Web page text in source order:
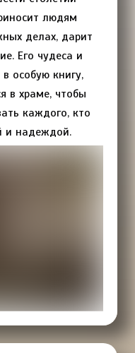
людям
делах, дарит
Его чудеса и
особую книгу,
в храме, чтобы
каждого, кто
и надеждой.